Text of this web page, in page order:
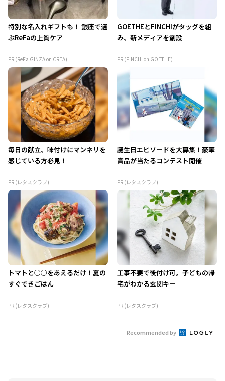
特別な名入れギフトも！ 銀座で選
ぶReFaの上質ケア
PR (ReFa GINZA on CREA)
GOETHEとFINCHIがタッグを組
み、新メディアを創設
PR (FINCHI on GOETHE)
毎日の献立、味付けにマンネリを
感じている方必見！
PR (レタスクラブ)
誕生日エピソードを大募集！豪華
賞品が当たるコンテスト開催
PR (レタスクラブ)
トマトと○○をあえるだけ！夏の
すぐできごはん
PR (レタスクラブ)
工事不要で後付け可。子どもの帰
宅がわかる玄関キー
PR (レタスクラブ)
Recommended by